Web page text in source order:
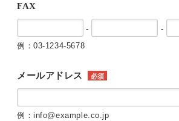
FAX
-
-
例：03-1234-5678
メールアドレス 必須
例：info@example.co.jp